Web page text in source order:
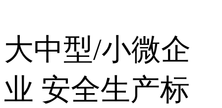
大中型/小微企
业 安全生产标